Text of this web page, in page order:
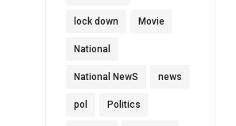
lock down Movie
National
National NewS news
pol Politics